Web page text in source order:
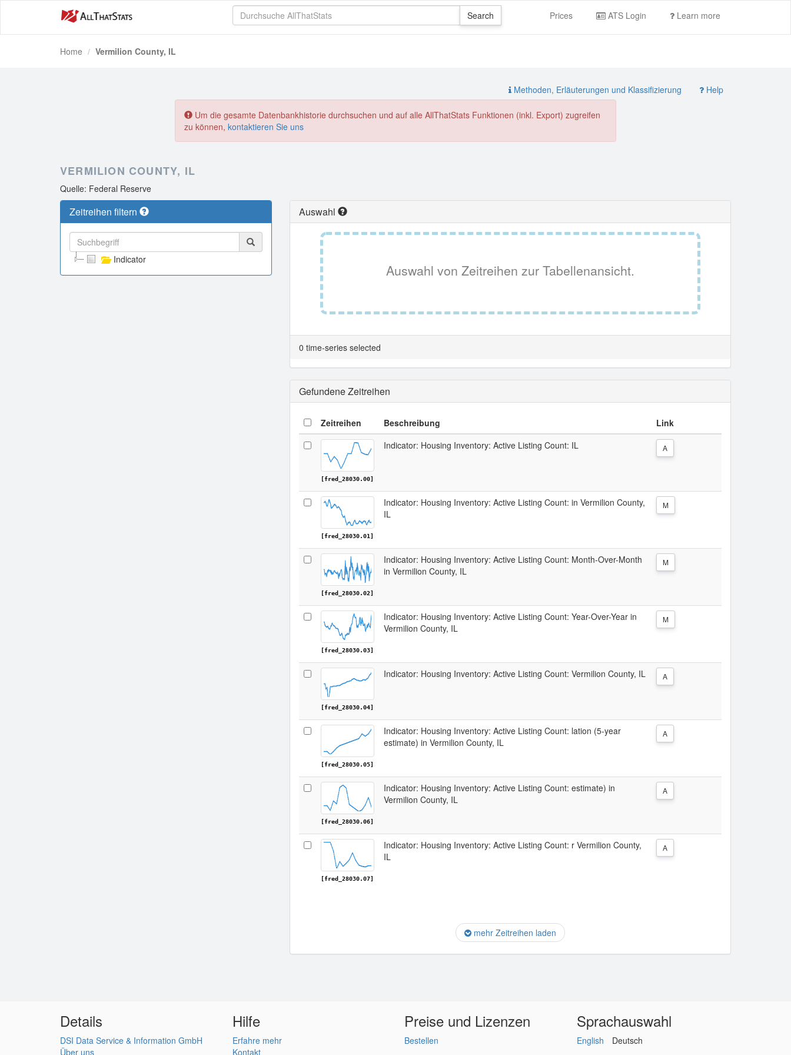
Prices ATS Login Learn more
Home Vermilion County, IL
Methoden, Erläuterungen und Klassifizierung Help
Um die gesamte Datenbankhistorie durchsuchen und auf alle AllThatStats Funktionen (inkl. Export) zugreifen
zu können, kontaktieren Sie uns
VERMILION COUNTY, IL
Quelle: Federal Reserve
Zeitreihen filtern
Indicator
Auswahl
Auswahl von Zeitreihen zur Tabellenansicht.
0 time-series selected
Gefundene Zeitreihen
Zeitreihen Beschreibung Link
[fred_28030.00]
Indicator: Housing Inventory: Active Listing Count: IL A
[fred_28030.01]
Indicator: Housing Inventory: Active Listing Count: in Vermilion County,
IL
M
[fred_28030.02]
Indicator: Housing Inventory: Active Listing Count: Month-Over-Month
in Vermilion County, IL
M
[fred_28030.03]
Indicator: Housing Inventory: Active Listing Count: Year-Over-Year in
Vermilion County, IL
M
[fred_28030.04]
Indicator: Housing Inventory: Active Listing Count: Vermilion County, IL A
[fred_28030.05]
Indicator: Housing Inventory: Active Listing Count: lation (5-year
estimate) in Vermilion County, IL
A
[fred_28030.06]
Indicator: Housing Inventory: Active Listing Count: estimate) in
Vermilion County, IL
A
[fred_28030.07]
Indicator: Housing Inventory: Active Listing Count: r Vermilion County,
IL
A
mehr Zeitreihen laden
Details
DSI Data Service & Information GmbH
Über uns
Hilfe
Erfahre mehr
Kontakt
Preise und Lizenzen
Bestellen
Sprachauswahl
English Deutsch